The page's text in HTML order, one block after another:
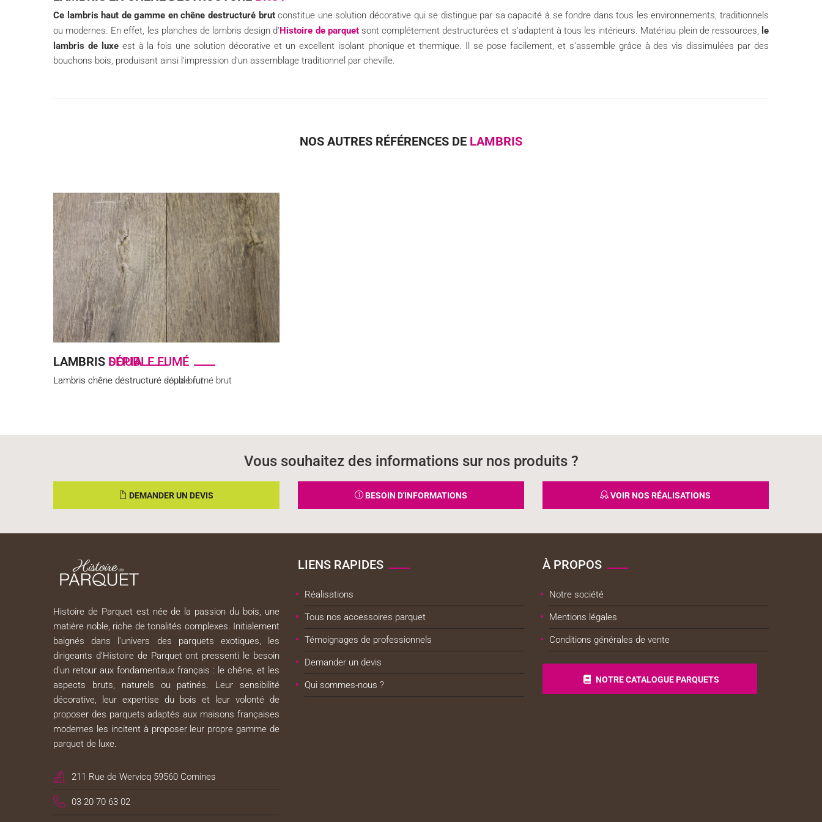
Ce lambris haut de gamme en chêne destructuré brutconstitue une solution décorative qui se distingue par sa capacité à se fondre dans tous les environnements, traditionnels
ou modernes. En effet, les planches de lambris design d'Histoire de parquetsont complétement destructurées et s'adaptent à tous les intérieurs. Matériau plein de ressources, le
lambris de luxeest à la fois une solution décorative et un excellent isolant phonique et thermique. Il se pose facilement, et s'assemble grâce à des vis dissimulées par des
bouchons bois, produisant ainsi l'impression d'un assemblage traditionnel par cheville.
NOS AUTRES RÉFÉRENCES DE LAMBRIS
VOIR LE PRODUIT
LAMBRIS DOUBLE FUMÉ
Lambris chêne déstructuré double fumé brut
VOIR LE PRODUIT
LAMBRIS SÉPIA
Lambris chêne destructuré sépia brut
Vous souhaitez des informations sur nos produits ?
DEMANDER UN DEVIS BESOIN D'INFORMATIONS VOIR NOS RÉALISATIONS
Histoire de Parquet est née de la passion du bois, une
matière noble, riche de tonalités complexes. Initialement
baignés dans l'univers des parquets exotiques, les
dirigeants d'Histoire de Parquet ont pressenti le besoin
d'un retour aux fondamentaux français : le chêne, et les
aspects bruts, naturels ou patinés. Leur sensibilité
décorative, leur expertise du bois et leur volonté de
proposer des parquets adaptés aux maisons françaises
modernes les incitent à proposer leur propre gamme de
parquet de luxe.
211 Rue de Wervicq 59560 Comines
03 20 70 63 02
LIENS RAPIDES
Réalisations
Tous nos accessoires parquet
Témoignages de professionnels
Demander un devis
Qui sommes-nous ?
À PROPOS
Notre société
Mentions légales
Conditions générales de vente
NOTRE CATALOGUE PARQUETS